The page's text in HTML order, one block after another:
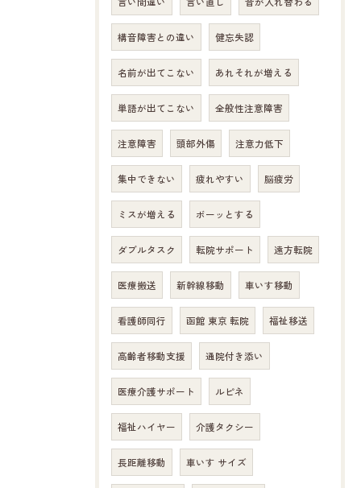
構音障害との違い 健忘失認
名前が出てこない あれそれが増える
単語が出てこない 全般性注意障害
注意障害 頭部外傷 注意力低下
集中できない 疲れやすい 脳疲労
ミスが増える ボーッとする
ダブルタスク 転院サポート 遠方転院
医療搬送 新幹線移動 車いす移動
看護師同行 函館 東京 転院 福祉移送
高齢者移動支援 通院付き添い
医療介護サポート ルピネ
福祉ハイヤー 介護タクシー
長距離移動 車いす サイズ